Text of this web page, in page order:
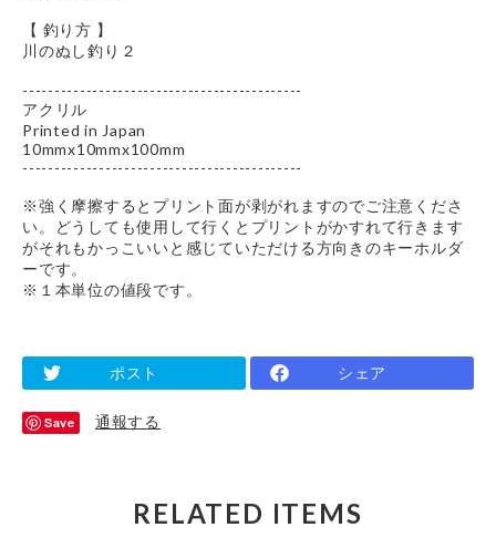
【 釣り方 】
川のぬし釣り２
--------------------------------------------
アクリル
Printed in Japan
10mmx10mmx100mm
--------------------------------------------
※強く摩擦するとプリント面が剥がれますのでご注意くださ
い。どうしても使用して行くとプリントがかすれて行きます
がそれもかっこいいと感じていただける方向きのキーホルダ
ーです。
※１本単位の値段です。
ポスト シェア
Save 通報する
RELATED ITEMS